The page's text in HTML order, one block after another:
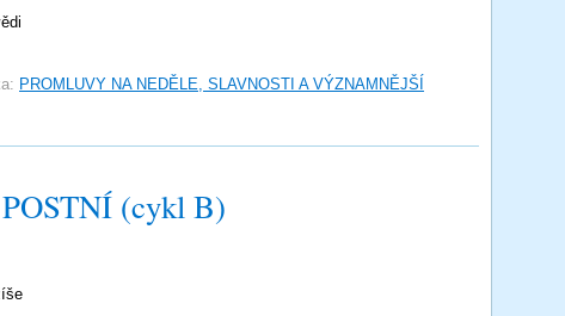
PROMLUVY NA NEDĚLE, SLAVNOSTI A VÝZNAMNĚJŠÍ
(cykl B)